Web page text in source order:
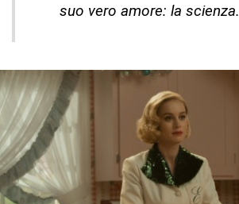
suo vero amore: la scienza.